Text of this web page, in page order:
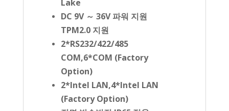
Lake
DC 9V ～ 36V 파워 지원
TPM2.0 지원
2*RS232/422/485
COM,6*COM (Factory
Option)
2*Intel LAN,4*Intel LAN
(Factory Option)